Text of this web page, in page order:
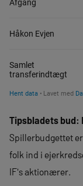
Tipsbladets bud:
Spillerbudgettet
folk ind i
IF's aktionærer.